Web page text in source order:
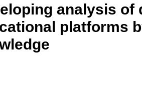
analysis of
platforms